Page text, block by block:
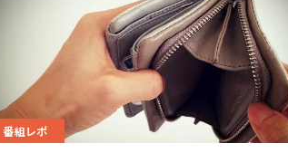
番組レポ